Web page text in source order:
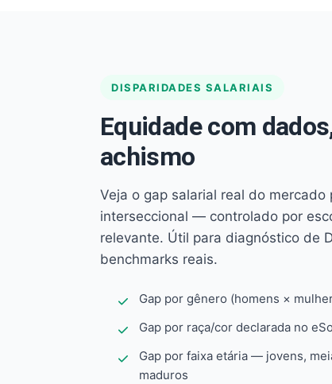
DISPARIDADES SALARIAIS
Equidade com
achismo
Veja o gap salarial real do mercado
interseccional — controlado por
relevante. Útil para diagnóstico de
benchmarks reais.
Gap por gênero (homens ×
Gap por raça/cor declarada no
Gap por faixa etária — jovens,
maduros